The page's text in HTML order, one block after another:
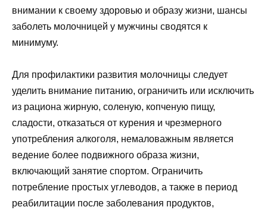
внимании к своему здоровью и образу жизни, шансы
заболеть молочницей у мужчины сводятся к
минимуму.
Для профилактики развития молочницы следует
уделить внимание питанию, ограничить или исключить
из рациона жирную, соленую, копченую пищу,
сладости, отказаться от курения и чрезмерного
употребления алкоголя, немаловажным является
ведение более подвижного образа жизни,
включающий занятие спортом. Ограничить
потребление простых углеводов, а также в период
реабилитации после заболевания продуктов,